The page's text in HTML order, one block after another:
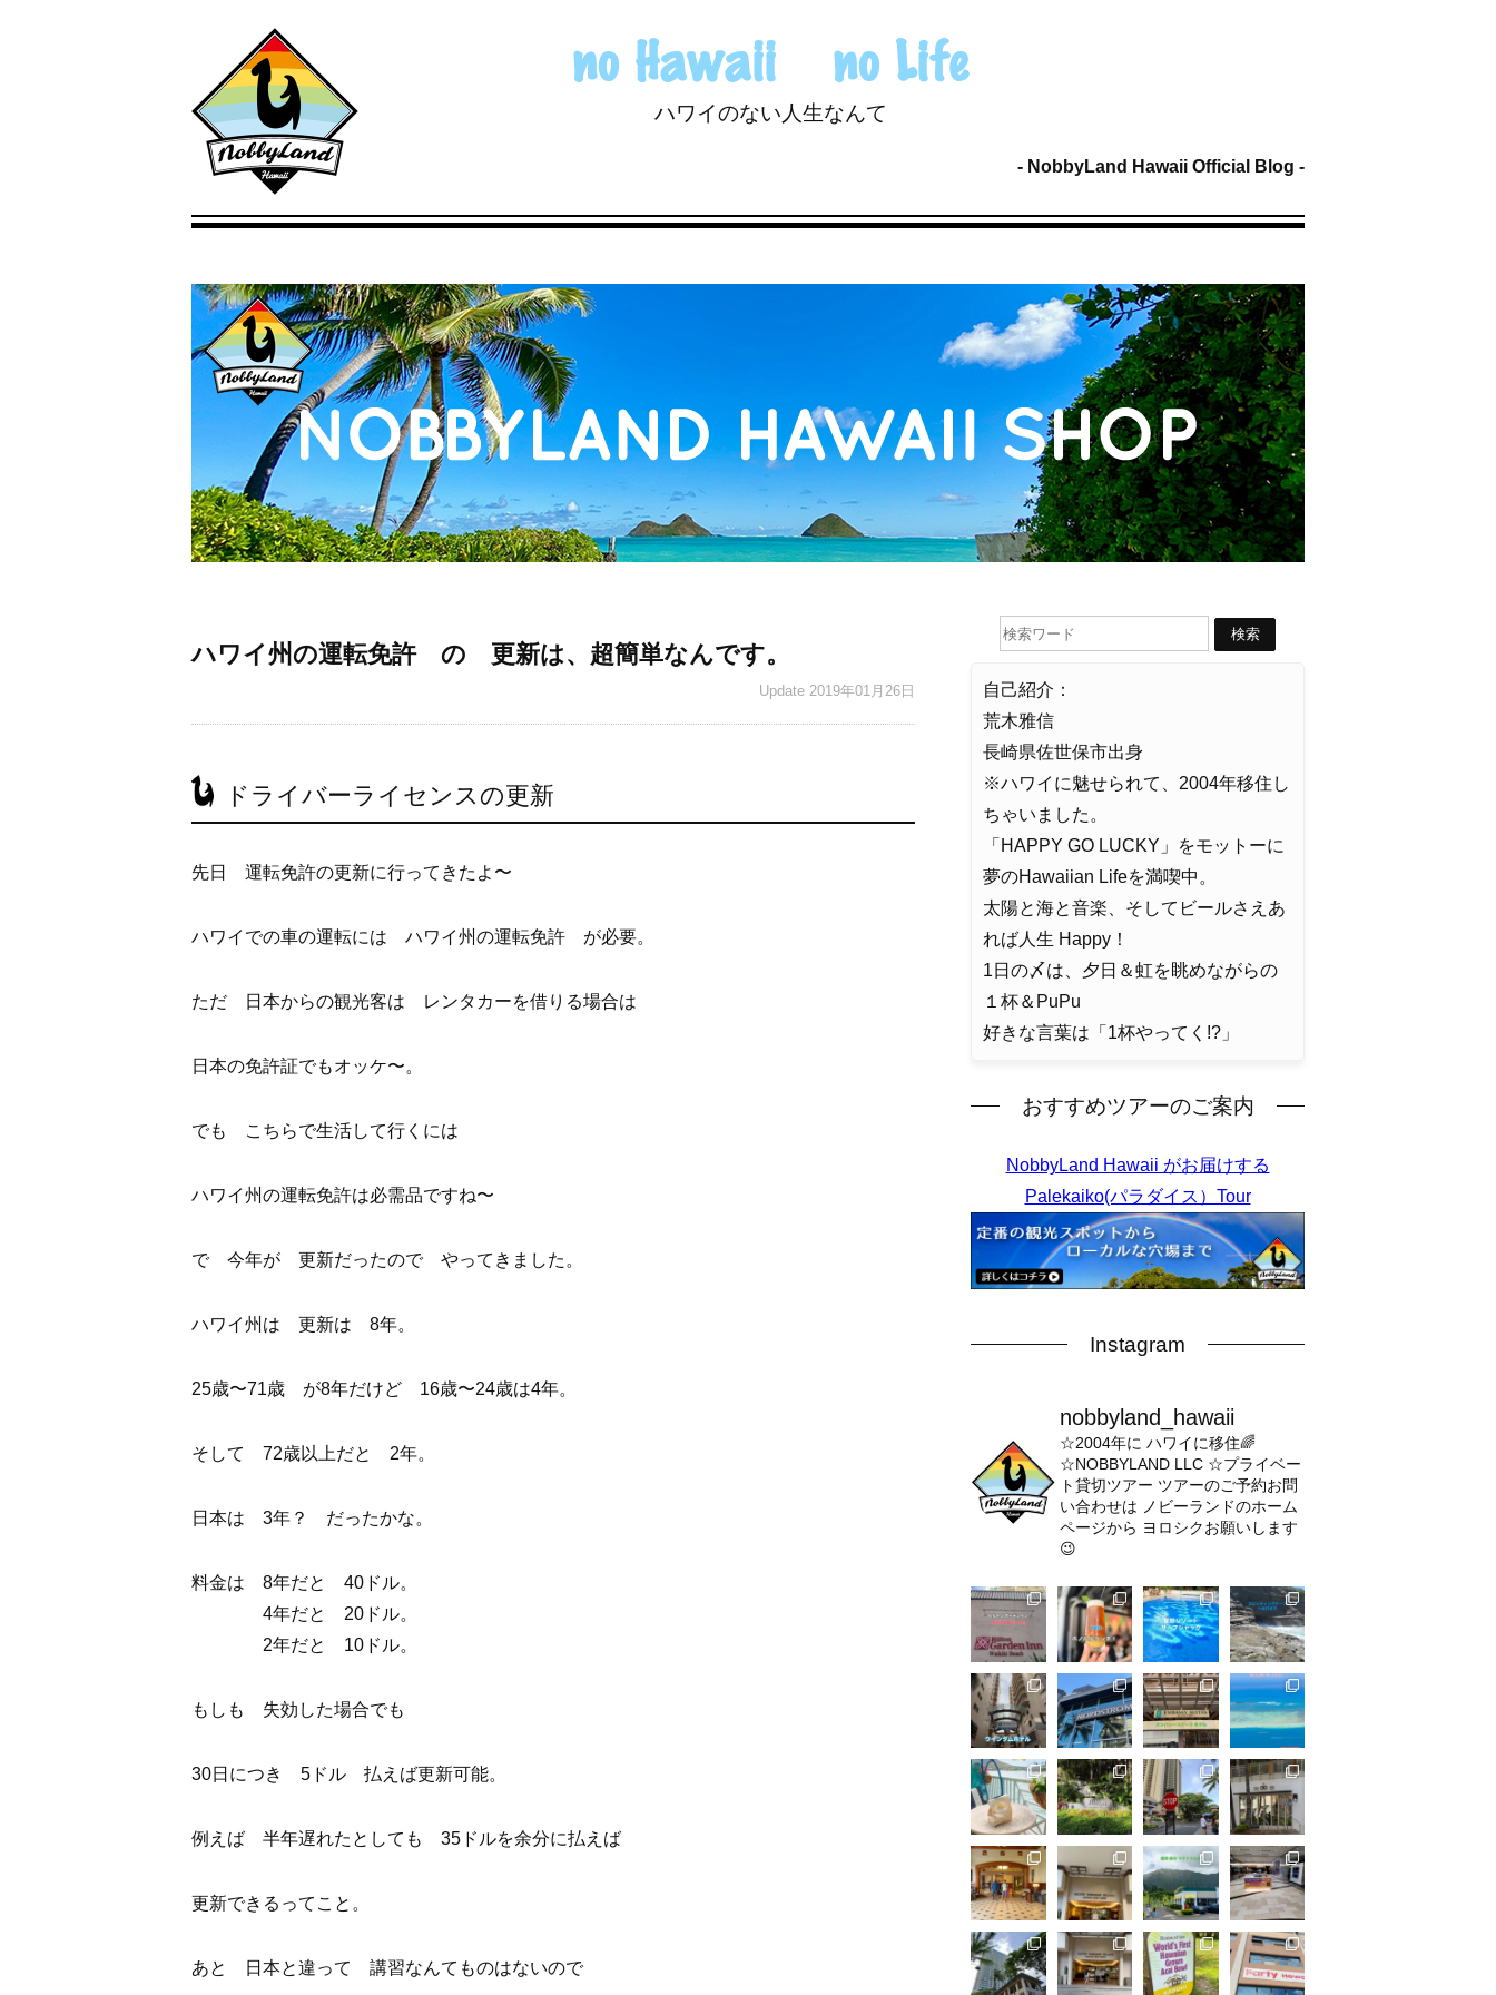
no Hawaii no Life
ハワイのない人生なんて
NobbyLand Hawaii Official Blog
ハワイ州の運転免許 の 更新は、超簡単なんです。
Update 2019年01月26日
ドライバーライセンスの更新
先日 運転免許の更新に行ってきたよ〜
ハワイでの車の運転には ハワイ州の運転免許 が必要。
ただ 日本からの観光客は レンタカーを借りる場合は
日本の免許証でもオッケ〜。
でも こちらで生活して行くには
ハワイ州の運転免許は必需品ですね〜
で 今年が 更新だったので やってきました。
ハワイ州は 更新は 8年。
25歳〜71歳 が8年だけど 16歳〜24歳は4年。
そして 72歳以上だと 2年。
日本は 3年？ だったかな。
料金は 8年だと 40ドル。
4年だと 20ドル。
2年だと 10ドル。
もしも 失効した場合でも
30日につき 5ドル 払えば更新可能。
例えば 半年遅れたとしても 35ドルを余分に払えば
更新できるってこと。
あと 日本と違って 講習なんてものはないので
自己紹介：
荒木雅信
長崎県佐世保市出身
※ハワイに魅せられて、2004年移住し
ちゃいました。
「HAPPY GO LUCKY」をモットーに
夢のHawaiian Lifeを満喫中。
太陽と海と音楽、そしてビールさえあ
れば人生 Happy！
1日の〆は、夕日＆虹を眺めながらの
１杯＆PuPu
好きな言葉は「1杯やってく!?」
おすすめツアーのご案内
NobbyLand Hawaii がお届けする
Palekaiko(パラダイス）Tour
Instagram
nobbyland_hawaii
☆2004年に ハワイに移住🌈
☆NOBBYLAND LLC ☆プライベー
ト貸切ツアー ツアーのご予約お問
い合わせは ノビーランドのホーム
ページから ヨロシクお願いします
😉